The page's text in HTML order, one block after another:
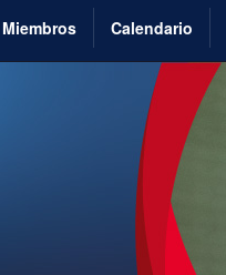
Miembros Calendario